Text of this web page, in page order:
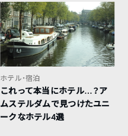
ホテル・宿泊
これって本当にホテル…？ア
ムステルダムで見つけたユニ
ークなホテル4選